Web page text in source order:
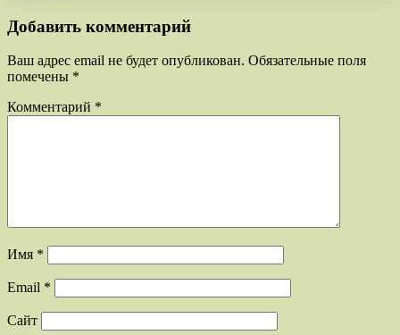
Добавить комментарий
Ваш адрес email не будет опубликован. Обязательные поля
помечены *
Комментарий *
Имя *
Email *
Сайт